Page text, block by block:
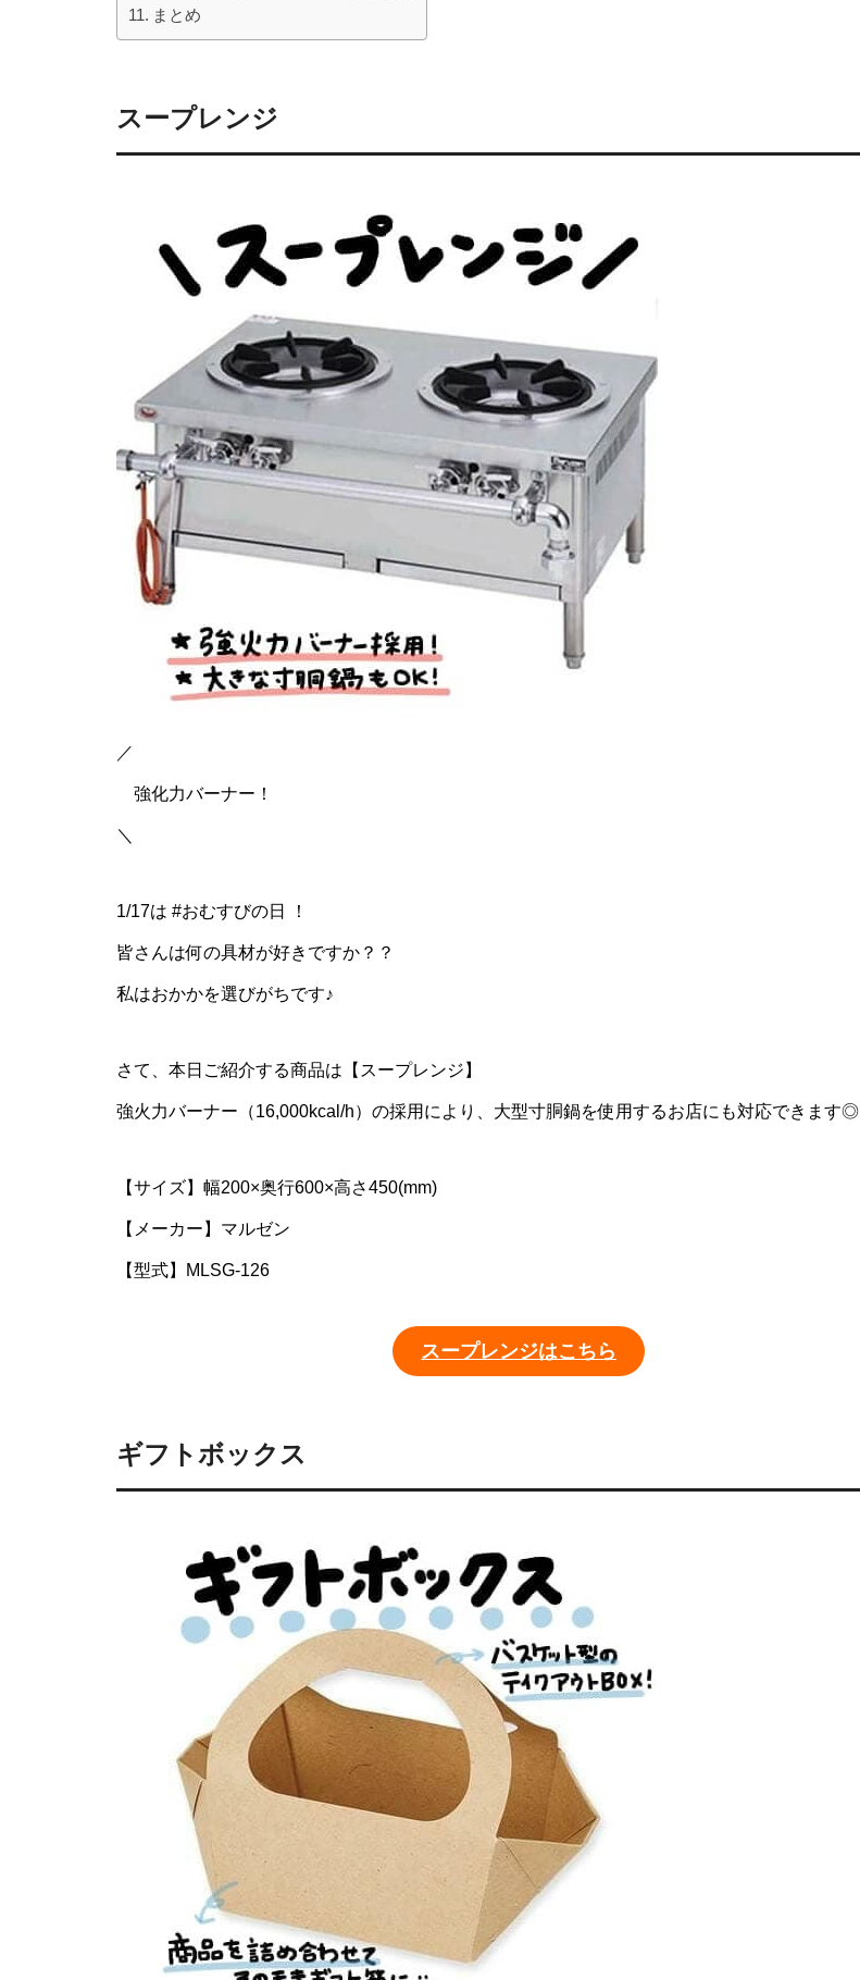
まとめ
スープレンジ
／
強化力バーナー！
＼
1/17は #おむすびの日 ！
皆さんは何の具材が好きですか？？
私はおかかを選びがちです♪
さて、本日ご紹介する商品は【スープレンジ】
強火力バーナー（16,000kcal/h）の採用により、大型寸胴鍋を使用するお店にも対応できます◎
【サイズ】幅200×奥行600×高さ450(mm)
【メーカー】マルゼン
【型式】MLSG-126
スープレンジはこちら
ギフトボックス